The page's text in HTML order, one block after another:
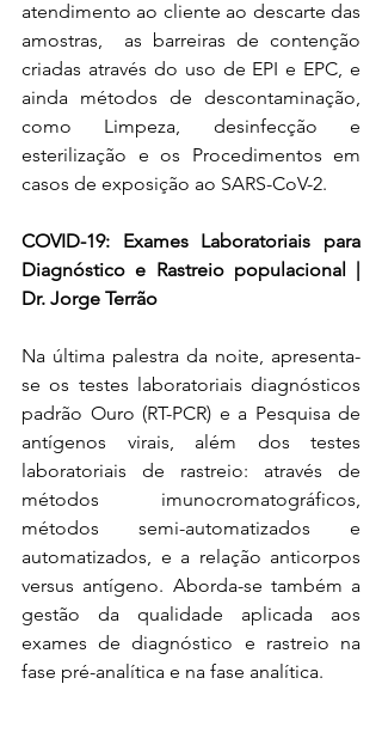
atendimento ao cliente ao descarte das
amostras,  as barreiras de contenção
criadas através do uso de EPI e EPC, e
ainda métodos de descontaminação,
como Limpeza, desinfecção e
esterilização e os Procedimentos em
casos de exposição ao SARS-CoV-2.
COVID-19: Exames Laboratoriais para
Diagnóstico e Rastreio populacional |
Dr. Jorge Terrão
Na última palestra da noite, apresenta-
se os testes laboratoriais diagnósticos
padrão Ouro (RT-PCR) e a Pesquisa de
antígenos virais, além dos testes
laboratoriais de rastreio: através de
métodos imunocromatográficos,
métodos semi-automatizados e
automatizados, e a relação anticorpos
versus antígeno. Aborda-se também a
gestão da qualidade aplicada aos
exames de diagnóstico e rastreio na
fase pré-analítica e na fase analítica.